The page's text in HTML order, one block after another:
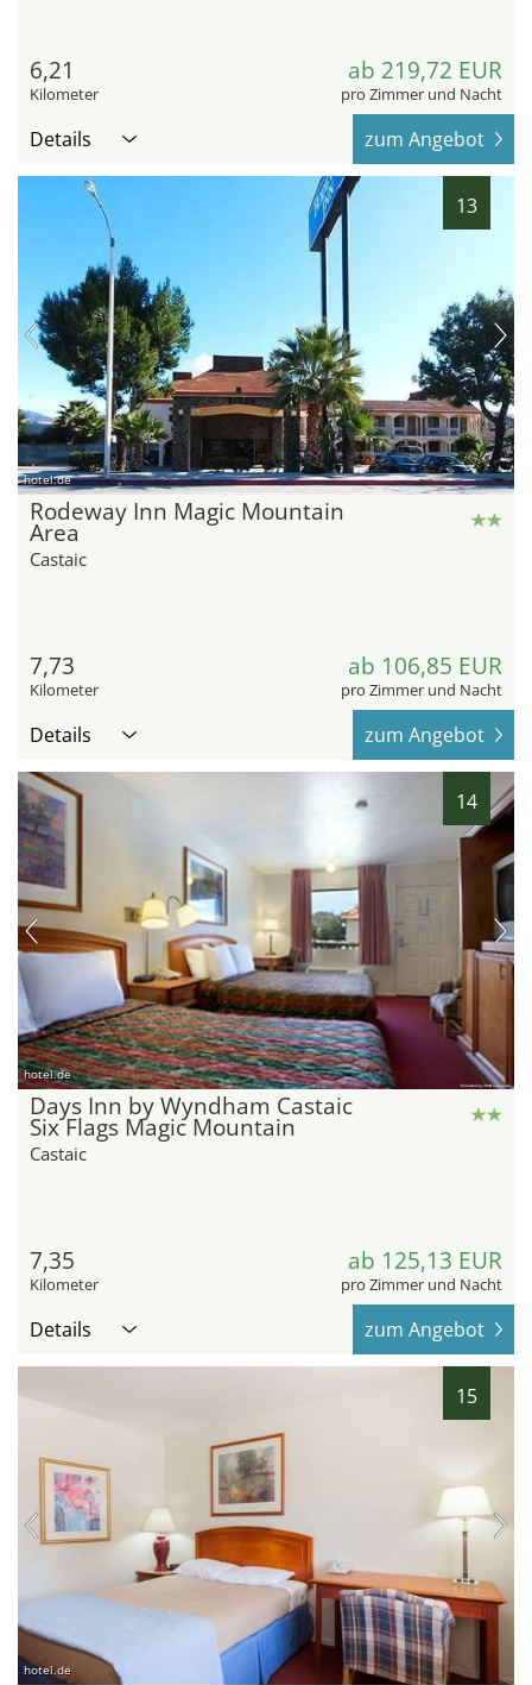
6,21
Kilometer
ab 219,72 EUR
pro Zimmer und Nacht
Details zum Angebot
13
hotel.de
Rodeway Inn Magic Mountain
Area
Castaic
7,73
Kilometer
ab 106,85 EUR
pro Zimmer und Nacht
Details zum Angebot
14
hotel.de
Days Inn by Wyndham Castaic
Six Flags Magic Mountain
Castaic
7,35
Kilometer
ab 125,13 EUR
pro Zimmer und Nacht
Details zum Angebot
15
hotel.de